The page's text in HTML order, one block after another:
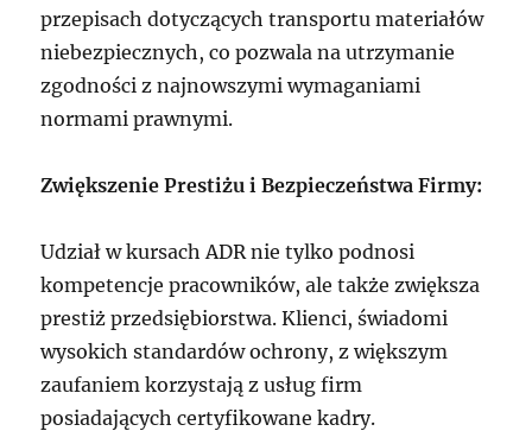
przepisach dotyczących transportu materiałów
niebezpiecznych, co pozwala na utrzymanie
zgodności z najnowszymi wymaganiami
normami prawnymi.
Zwiększenie Prestiżu i Bezpieczeństwa Firmy:
Udział w kursach ADR nie tylko podnosi
kompetencje pracowników, ale także zwiększa
prestiż przedsiębiorstwa. Klienci, świadomi
wysokich standardów ochrony, z większym
zaufaniem korzystają z usług firm
posiadających certyfikowane kadry.